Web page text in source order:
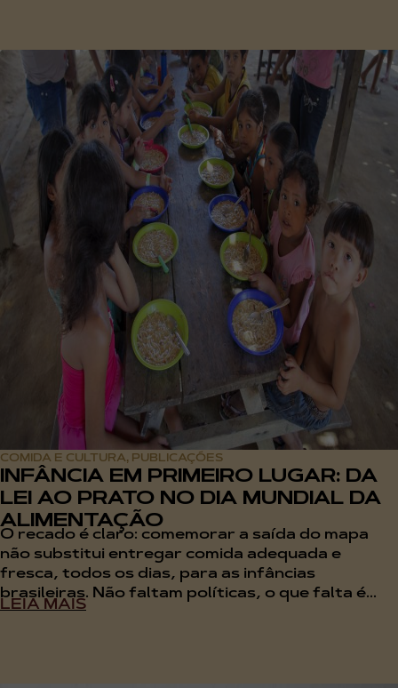
COMIDA E CULTURA, PUBLICAÇÕES
INFÂNCIA EM PRIMEIRO LUGAR: DA
LEI AO PRATO NO DIA MUNDIAL DA
ALIMENTAÇÃO
O recado é claro: comemorar a saída do mapa
não substitui entregar comida adequada e
fresca, todos os dias, para as infâncias
brasileiras. Não faltam políticas, o que falta é...
LEIA MAIS